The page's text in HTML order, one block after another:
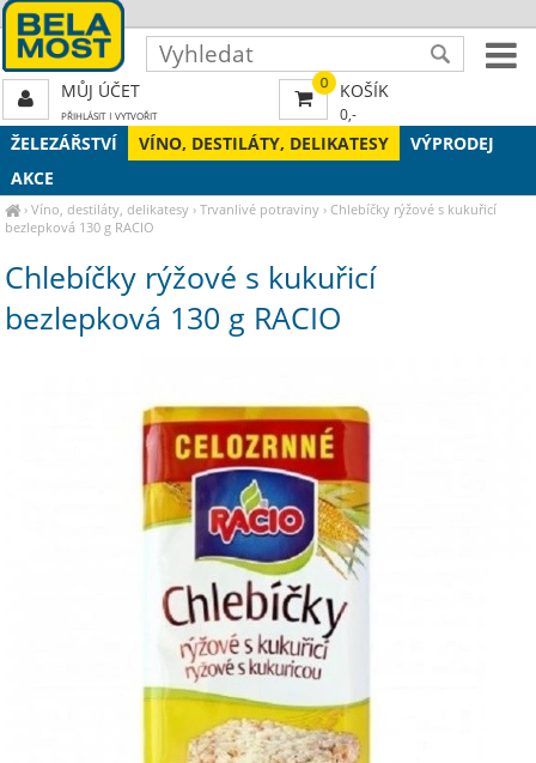
ŽELEZÁŘSTVÍ VÍNO, DESTILÁTY, DELIKATESY
VÝPRODEJ
AKCE
›Víno, destiláty, delikatesy ›Trvanlivé potraviny ›Chlebíčky rýžové s kukuřicí
bezlepková 130 g RACIO
Chlebíčky rýžové s kukuřicí
bezlepková 130 g RACIO
0 KOŠÍK
0,-
MŮJ ÚČET
PŘIHLÁSIT| VYTVOŘIT